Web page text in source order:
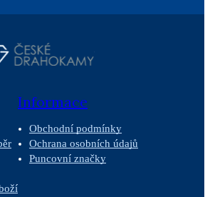
Informace
Obchodní podmínky
Ochrana osobních údajů
Puncovní značky